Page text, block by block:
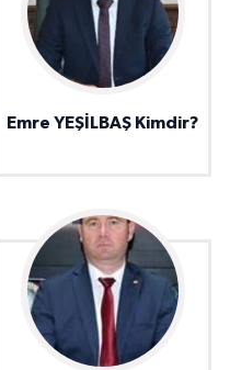
Emre YEŞİLBAŞ Kimdir?